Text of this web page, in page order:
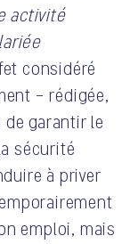
activité
considéré
– rédigée,
garantir le
sécurité
à priver
emploi, mais